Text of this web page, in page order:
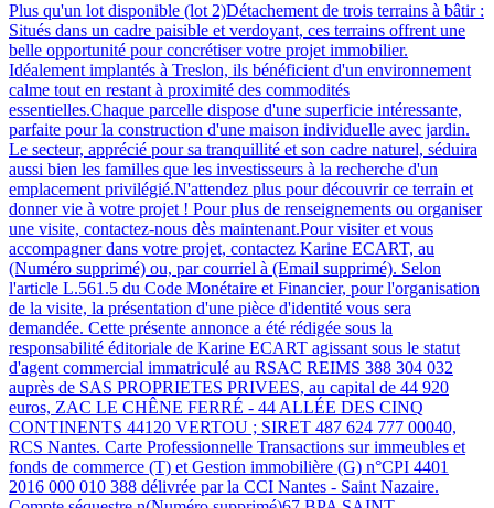
Plus qu'un lot disponible (lot 2)Détachement de trois terrains à bâtir :
Situés dans un cadre paisible et verdoyant, ces terrains offrent une
belle opportunité pour concrétiser votre projet immobilier.
Idéalement implantés à Treslon, ils bénéficient d'un environnement
calme tout en restant à proximité des commodités
essentielles.Chaque parcelle dispose d'une superficie intéressante,
parfaite pour la construction d'une maison individuelle avec jardin.
Le secteur, apprécié pour sa tranquillité et son cadre naturel, séduira
aussi bien les familles que les investisseurs à la recherche d'un
emplacement privilégié.N'attendez plus pour découvrir ce terrain et
donner vie à votre projet ! Pour plus de renseignements ou organiser
une visite, contactez-nous dès maintenant.Pour visiter et vous
accompagner dans votre projet, contactez Karine ECART, au
(Numéro supprimé) ou, par courriel à (Email supprimé). Selon
l'article L.561.5 du Code Monétaire et Financier, pour l'organisation
de la visite, la présentation d'une pièce d'identité vous sera
demandée. Cette présente annonce a été rédigée sous la
responsabilité éditoriale de Karine ECART agissant sous le statut
d'agent commercial immatriculé au RSAC REIMS 388 304 032
auprès de SAS PROPRIETES PRIVEES, au capital de 44 920
euros, ZAC LE CHÊNE FERRÉ - 44 ALLÉE DES CINQ
CONTINENTS 44120 VERTOU ; SIRET 487 624 777 00040,
RCS Nantes. Carte Professionnelle Transactions sur immeubles et
fonds de commerce (T) et Gestion immobilière (G) n°CPI 4401
2016 000 010 388 délivrée par la CCI Nantes - Saint Nazaire.